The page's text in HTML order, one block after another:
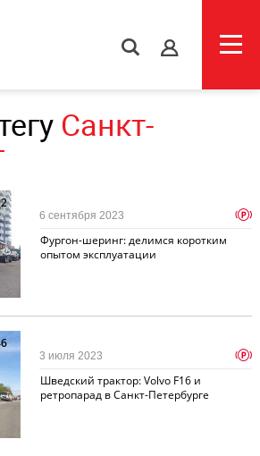
s
Санкт-
Фургон-шеринг: делимся коротким
опытом эксплуатации
6 сентября 2023 p
Шведский трактор: Volvo F16 и
ретропарад в Санкт-Петербурге
3 июля 2023 p